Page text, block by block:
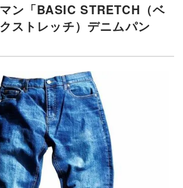
ン「BASIC STRETCH（ベ
ストレッチ）デニムパン